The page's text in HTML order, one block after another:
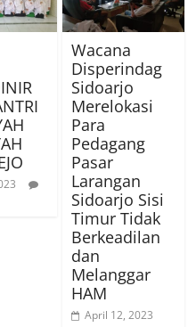
Wacana
Disperindag
Sidoarjo
Merelokasi
Para
Pedagang
Pasar
Larangan
Sidoarjo Sisi
Timur Tidak
Berkeadilan
dan
Melanggar
HAM
April 12, 2023